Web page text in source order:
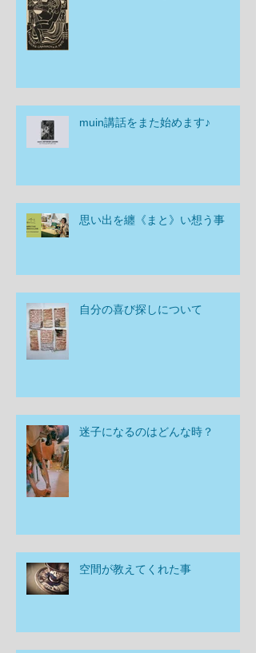
muin講話をまた始めます♪
思い出を纏《まと》い想う事
自分の喜び探しについて
迷子になるのはどんな時？
空間が教えてくれた事